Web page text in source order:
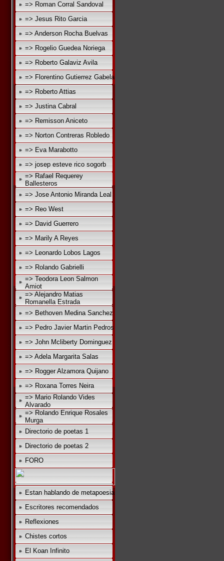
=> Roman Corral Sandoval
=> Jesus Rito Garcia
=> Anderson Rocha Buelvas
=> Rogelio Guedea Noriega
=> Roberto Galaviz Avila
=> Florentino Gutierrez Gabela
=> Roberto Attias
=> Justina Cabral
=> Remisson Aniceto
=> Norton Contreras Robledo
=> Eva Marabotto
=> josep esteve rico sogorb
=> Rafael Requerey
Ballesteros
=> Jose Antonio Miranda Leal
=> Reo West
=> David Guerrero
=> Marily A Reyes
=> Leonardo Lobos Lagos
=> Rolando Gabrielli
=> Teodora Leon Salmon
Amiot
=> Alejandro Matias
Romanella Estrada
=> Bethoven Medina Sanchez
=> Pedro Javier Martin Pedros
=> John Mcliberty Dominguez
=> Adela Margarita Salas
=> Rogger Alzamora Quijano
=> Roxana Torres Neira
=> Mario Rolando Vides
Alvarado
=> Rolando Enrique Rosales
Murga
Directorio de poetas 1
Directorio de poetas 2
FORO
Estan hablando de metapoesia
Escritores recomendados
Reflexiones
Chistes cortos
El Koan Infinito